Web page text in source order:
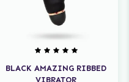
BLACK AMAZING RIBBED
VIBRATOR